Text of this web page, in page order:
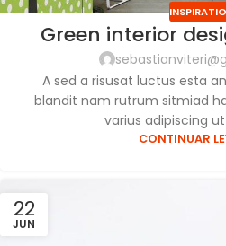
Green interior
A sed a risusat luctus esta
blandit nam rutrum sitmiad
varius adipiscing
CONTINUAR
22
JUN